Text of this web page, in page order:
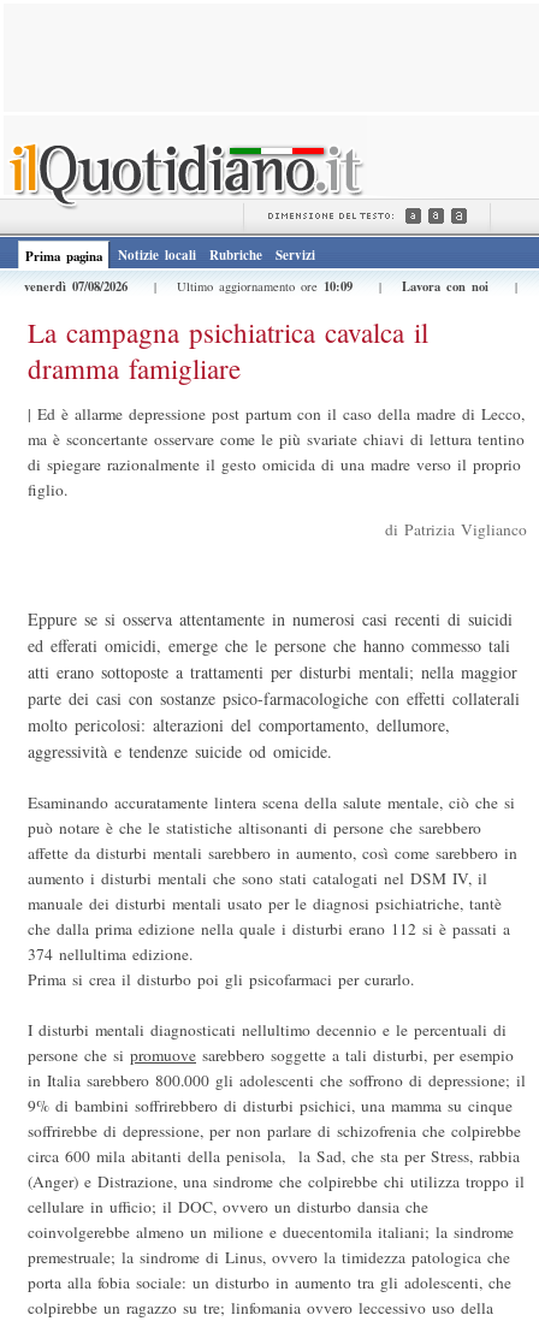
Prima pagina Notizie locali Rubriche
Servizi
venerdì 07/08/2026
| Ultimo aggiornamento ore 10:09 | Lavora con noi |
La campagna psichiatrica cavalca il
dramma famigliare
| Ed è allarme depressione post partum con il caso della madre di Lecco,
ma è sconcertante osservare come le più svariate chiavi di lettura tentino
di spiegare razionalmente il gesto omicida di una madre verso il proprio
figlio.
di Patrizia Viglianco
Eppure se si osserva attentamente in numerosi casi recenti di suicidi
ed efferati omicidi, emerge che le persone che hanno commesso tali
atti erano sottoposte a trattamenti per disturbi mentali; nella maggior
parte dei casi con sostanze psico-farmacologiche con effetti collaterali
molto pericolosi: alterazioni del comportamento, dellumore,
aggressività e tendenze suicide od omicide.
Esaminando accuratamente lintera scena della salute mentale, ciò che si
può notare è che le statistiche altisonanti di persone che sarebbero
affette da disturbi mentali sarebbero in aumento, così come sarebbero in
aumento i disturbi mentali che sono stati catalogati nel DSM IV, il
manuale dei disturbi mentali usato per le diagnosi psichiatriche, tantè
che dalla prima edizione nella quale i disturbi erano 112 si è passati a
374 nellultima edizione.
Prima si crea il disturbo poi gli psicofarmaci per curarlo.
I disturbi mentali diagnosticati nellultimo decennio e le percentuali di
persone che si promuove sarebbero soggette a tali disturbi, per esempio
in Italia sarebbero 800.000 gli adolescenti che soffrono di depressione; il
9% di bambini soffrirebbero di disturbi psichici, una mamma su cinque
soffrirebbe di depressione, per non parlare di schizofrenia che colpirebbe
circa 600 mila abitanti della penisola, la Sad, che sta per Stress, rabbia
(Anger) e Distrazione, una sindrome che colpirebbe chi utilizza troppo il
cellulare in ufficio; il DOC, ovvero un disturbo dansia che
coinvolgerebbe almeno un milione e duecentomila italiani; la sindrome
premestruale; la sindrome di Linus, ovvero la timidezza patologica che
porta alla fobia sociale: un disturbo in aumento tra gli adolescenti, che
colpirebbe un ragazzo su tre; linfomania ovvero leccessivo uso della